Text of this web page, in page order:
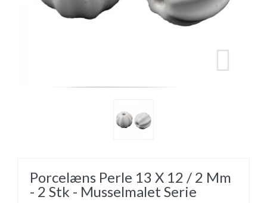
Porcelæns Perle 13 X 12 / 2 Mm
- 2 Stk - Musselmalet Serie